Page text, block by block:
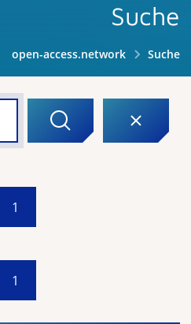
Suche
open-access.network Suche
1
1